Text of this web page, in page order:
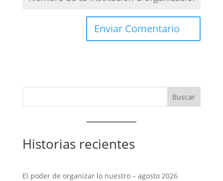
Historias recientes
El poder de organizar lo nuestro – agosto 2026